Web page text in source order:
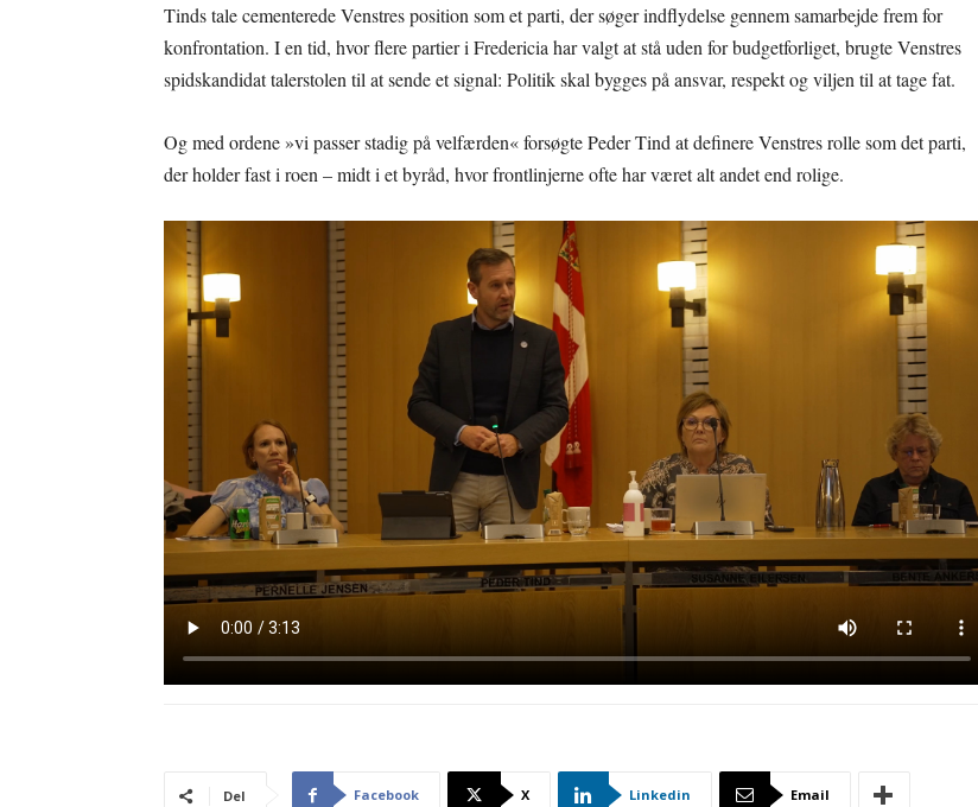
Tinds tale cementerede Venstres position som et parti, der søger indflydelse gennem samarbejde frem for
konfrontation. I en tid, hvor flere partier i Fredericia har valgt at stå uden for budgetforliget, brugte Venstres
spidskandidat talerstolen til at sende et signal: Politik skal bygges på ansvar, respekt og viljen til at tage fat.
Og med ordene »vi passer stadig på velfærden« forsøgte Peder Tind at definere Venstres rolle som det parti,
der holder fast i roen – midt i et byråd, hvor frontlinjerne ofte har været alt andet end rolige.
Del Facebook X Linkedin Email